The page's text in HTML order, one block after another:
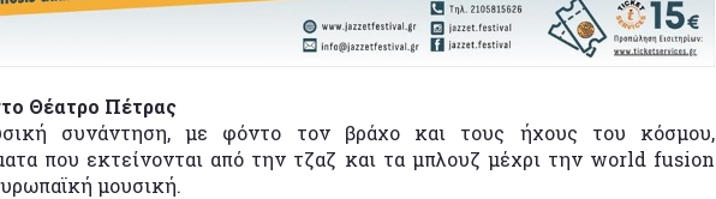
Θέατρο Πέτρας
συνάντηση, με φόντο τον βράχο και τους ήχους του κόσμου,
που εκτείνονται από την τζαζ και τα μπλουζ μέχρι την world fusion
μουσική.